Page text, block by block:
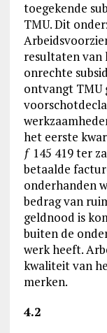
toegekende
TMU. Dit
resultaten van
onrechte
ontvangt TMU
het eerste
ƒ 145 419 ter
betaalde
onderhanden
bedrag van
geldnood is
buiten de
werk heeft.
kwaliteit van
merken.
4.2